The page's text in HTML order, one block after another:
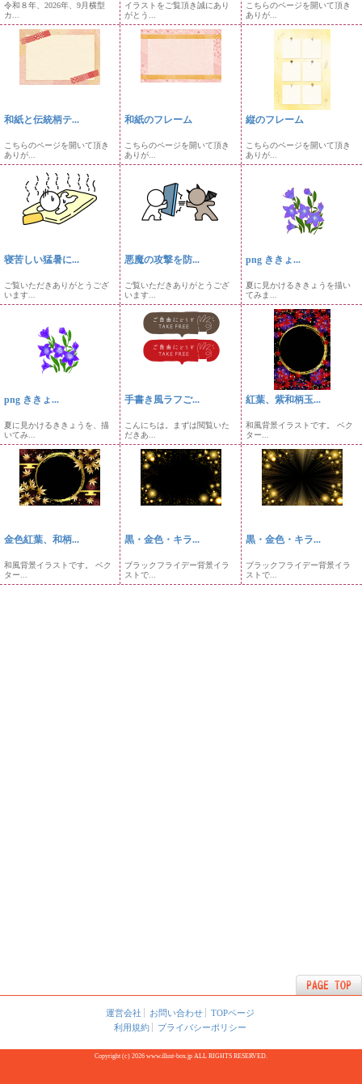
令和８年、2026年、9月横型
カ...
イラストをご覧頂き誠にあり
がとう...
こちらのページを開いて頂き
ありが...
和紙と伝統柄テ...
こちらのページを開いて頂き
ありが...
和紙のフレーム
こちらのページを開いて頂き
ありが...
縦のフレーム
こちらのページを開いて頂き
ありが...
寝苦しい猛暑に...
ご覧いただきありがとうござ
います...
悪魔の攻撃を防...
ご覧いただきありがとうござ
います...
png ききょ...
夏に見かけるききょうを描い
てみま...
png ききょ...
夏に見かけるききょうを、描
いてみ...
手書き風ラフご...
こんにちは。まずは閲覧いた
だきあ...
紅葉、紫和柄玉...
和風背景イラストです。 ベク
ター...
金色紅葉、和柄...
和風背景イラストです。 ベク
ター...
黒・金色・キラ...
ブラックフライデー背景イラ
ストで...
黒・金色・キラ...
ブラックフライデー背景イラ
ストで...
運営会社 お問い合わせ
TOPページ
利用規約
プライバシーポリシー
Copyright (c) 2026 www.illust-box.jp ALL RIGHTS RESERVED.